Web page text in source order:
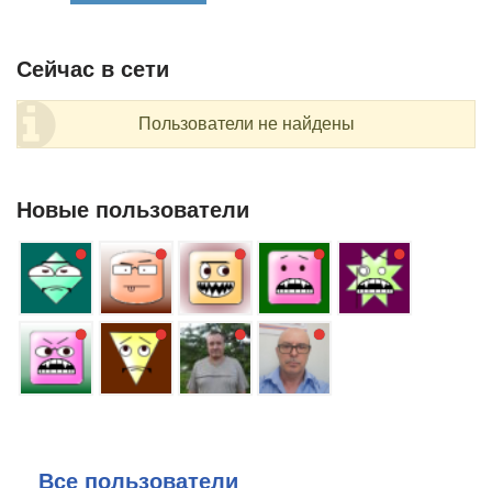
Сейчас в сети
Пользователи не найдены
Новые пользователи
Все пользователи